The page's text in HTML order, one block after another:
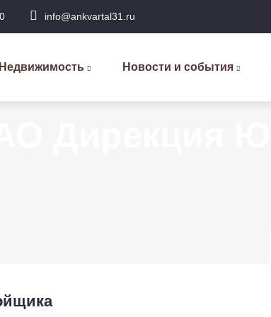
info@ankvartal31.ru
Недвижимость Новости и события